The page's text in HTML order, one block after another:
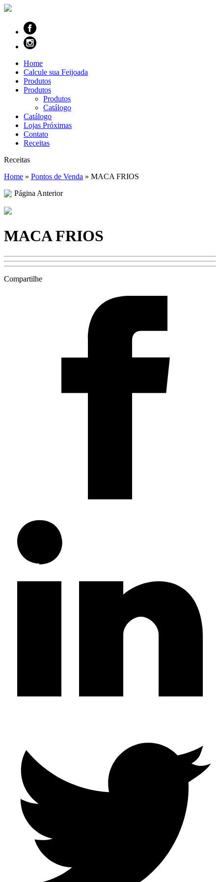
Home
Calcule sua Feijoada
Produtos
Produtos
Produtos
Catálogo
Catálogo
Lojas Próximas
Contato
Receitas
Receitas
Home » Pontos de Venda » MACA FRIOS
Página Anterior
MACA FRIOS
Compartilhe